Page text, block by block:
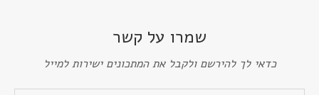
שמרו על קשר
כדאי לך להירשם ולקבל את המתכונים ישירות למייל